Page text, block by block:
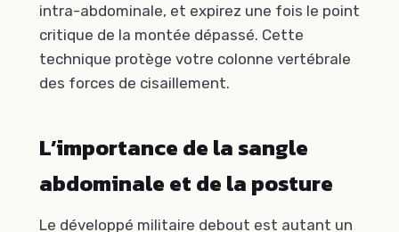
intra-abdominale, et expirez une fois le point
critique de la montée dépassé. Cette
technique protège votre colonne vertébrale
des forces de cisaillement.
L’importance de la sangle
abdominale et de la posture
Le développé militaire debout est autant un